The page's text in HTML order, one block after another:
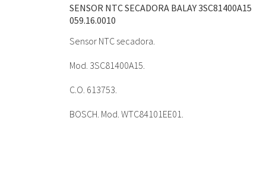
SENSOR NTC SECADORA BALAY 3SC81400A15
059.16.0010
Sensor NTC secadora.
Mod. 3SC81400A15.
C.O. 613753.
BOSCH. Mod. WTC84101EE01.